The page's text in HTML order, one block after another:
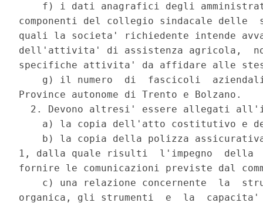
f) i dati anagrafici degli
componenti del collegio sindacale
quali la societa' richiedente intende
dell'attivita' di assistenza agricola,
specifiche attivita' da affidare alle
g) il numero  di  fascicoli
Province autonome di Trento e Bolzano.
2. Devono altresi' essere allegati
a) la copia dell'atto costitutivo e
b) la copia della polizza
1, dalla quale risulti  l'impegno  della
fornire le comunicazioni previste dal
c) una relazione concernente  la
organica, gli strumenti  e  la